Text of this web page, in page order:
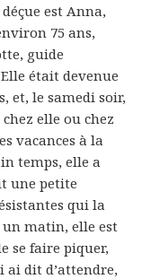
est Anna,
75 ans,
guide
était devenue
et, le samedi soir,
elle ou chez
vacances à la
temps, elle a
une petite
qui la
matin, elle est
se faire piquer,
ai dit d’attendre,